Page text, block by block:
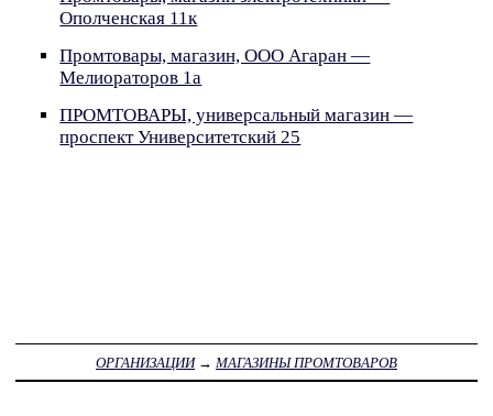
Ополченская 11к
Промтовары, магазин, ООО Агаран —
Мелиораторов 1а
ПРОМТОВАРЫ, универсальный магазин —
проспект Университетский 25
ОРГАНИЗАЦИИ→ МАГАЗИНЫ ПРОМТОВАРОВ